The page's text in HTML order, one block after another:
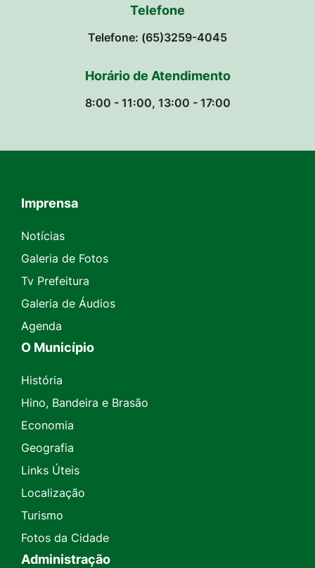
Telefone
Telefone: (65)3259-4045
Horário de Atendimento
8:00 - 11:00, 13:00 - 17:00
Seção do Rodapé e Contato
Imprensa
Notícias
Galeria de Fotos
Tv Prefeitura
Galeria de Áudios
Agenda
O Município
História
Hino, Bandeira e Brasão
Economia
Geografia
Links Úteis
Localização
Turismo
Fotos da Cidade
Administração